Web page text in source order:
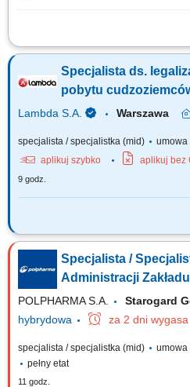
Opis stanowiska Koordynowanie
rozliczeń związanych z działalnością
budżetu oraz prowadzenie rejestrów
Specjalista ds.
pobytu
Lambda S.A. Warszawa
specjalista / specjalistka (mid) umowa
aplikuj szybko
aplikuj bez
9 godz.
Twój zakres obowiązków:
legalizacji zatrudnienia oraz pobytu
Przygotowywanie i składanie
zezwoleń na pracę; oświadczeń o
zezwoleń na pobyt czasowy i pracę;...
Specjalista /
Administracji
POLPHARMA S.A. Starogard
hybrydowa
za 2 dni wygasa
specjalista / specjalistka (mid)
umowa
pełny etat
11 godz.